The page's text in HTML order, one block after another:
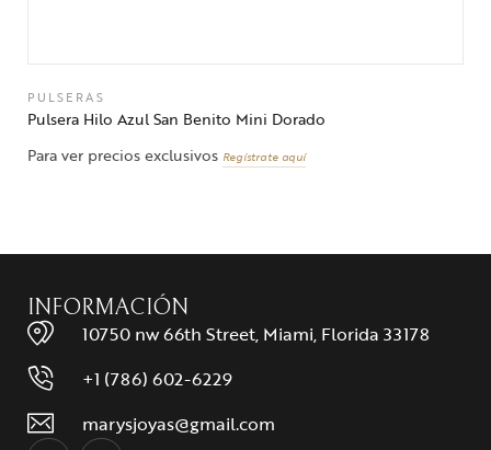
PULSERAS
Pulsera Hilo Azul San Benito Mini Dorado
Para ver precios exclusivos Regístrate aquí
INFORMACIÓN
10750 nw 66th Street, Miami, Florida 33178
+1 (786) 602-6229
marysjoyas@gmail.com